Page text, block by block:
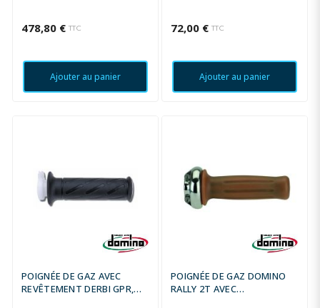
478,80 € TTC
Ajouter au panier
72,00 € TTC
Ajouter au panier
POIGNÉE DE GAZ AVEC
REVÊTEMENT DERBI GPR,
POIGNÉE DE GAZ DOMINO
RALLY 2T AVEC